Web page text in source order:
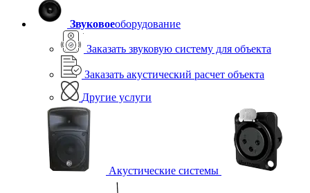
Звуковоеоборудование
Заказать звуковую систему для объекта
Заказать акустический расчет объекта
Другие услуги
Акустические системы